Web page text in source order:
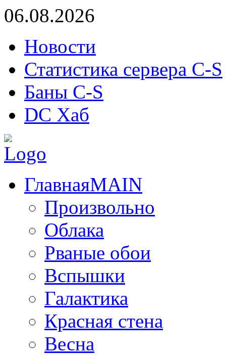
06.08.2026
Новости
Статистика сервера C-S
Баны C-S
DC Хаб
ГлавнаяMAIN
Произвольно
Облака
Рваные обои
Вспышки
Галактика
Красная стена
Весна